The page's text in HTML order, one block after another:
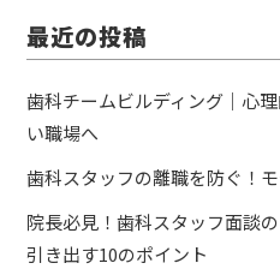
最近の投稿
歯科チームビルディング｜心
い職場へ
歯科スタッフの離職を防ぐ！
院長必見！歯科スタッフ面談
引き出す10のポイント